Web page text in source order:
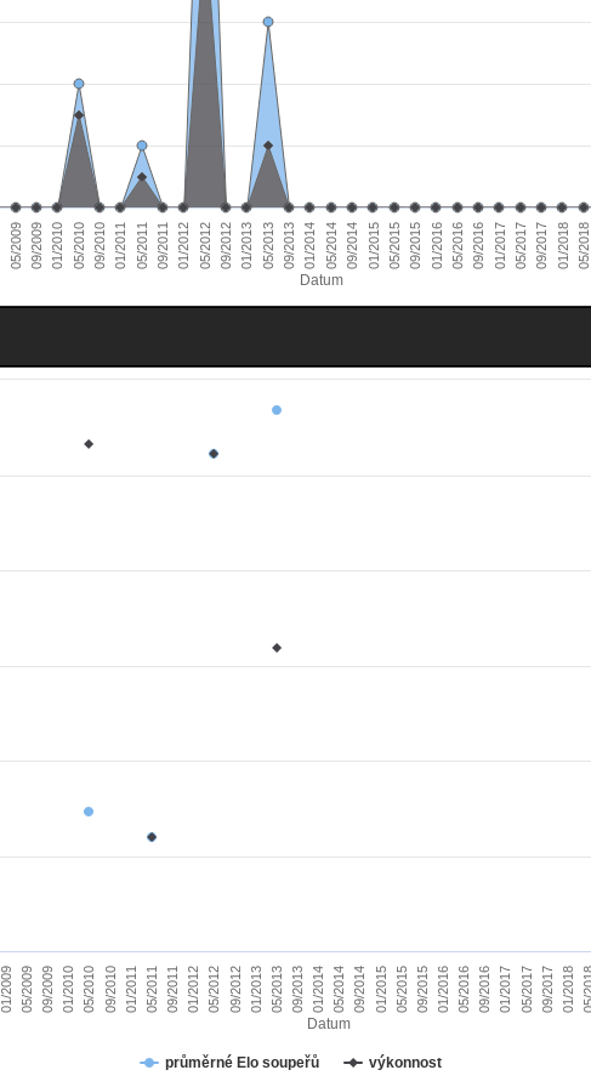
Datum
05/2009 09/2009 01/2010 05/2010 09/2010 01/2011 05/2011 09/2011 01/2012 05/2012 09/2012 01/2013 05/2013 09/2013 01/2014 05/2014 09/2014 01/2015 05/2015 09/2015 01/2016 05/2016 09/2016 01/2017 05/2017 09/2017 01/2018 05/2018
Datum
průměrné Elo soupeřů výkonnost
01/2009 05/2009 09/2009 01/2010 05/2010 09/2010 01/2011 05/2011 09/2011 01/2012 05/2012 09/2012 01/2013 05/2013 09/2013 01/2014 05/2014 09/2014 01/2015 05/2015 09/2015 01/2016 05/2016 09/2016 01/2017 05/2017 09/2017 01/2018 05/